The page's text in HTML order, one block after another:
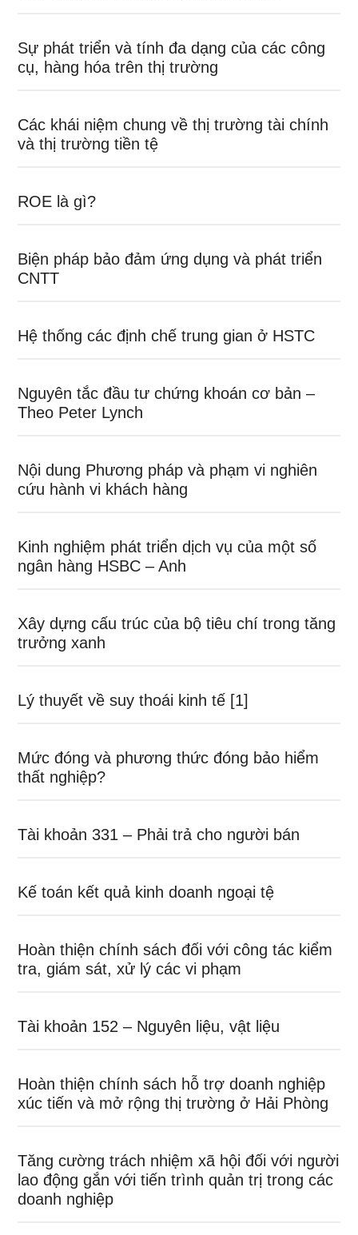
Sự phát triển và tính đa dạng của các công
cụ, hàng hóa trên thị trường
Các khái niệm chung về thị trường tài chính
và thị trường tiền tệ
ROE là gì?
Biện pháp bảo đảm ứng dụng và phát triển
CNTT
Hệ thống các định chế trung gian ở HSTC
Nguyên tắc đầu tư chứng khoán cơ bản –
Theo Peter Lynch
Nội dung Phương pháp và phạm vi nghiên
cứu hành vi khách hàng
Kinh nghiệm phát triển dịch vụ của một số
ngân hàng HSBC – Anh
Xây dựng cấu trúc của bộ tiêu chí trong tăng
trưởng xanh
Lý thuyết về suy thoái kinh tế [1]
Mức đóng và phương thức đóng bảo hiểm
thất nghiệp?
Tài khoản 331 – Phải trả cho người bán
Kế toán kết quả kinh doanh ngoại tệ
Hoàn thiện chính sách đối với công tác kiểm
tra, giám sát, xử lý các vi phạm
Tài khoản 152 – Nguyên liệu, vật liệu
Hoàn thiện chính sách hỗ trợ doanh nghiệp
xúc tiến và mở rộng thị trường ở Hải Phòng
Tăng cường trách nhiệm xã hội đối với người
lao động gắn với tiến trình quản trị trong các
doanh nghiệp